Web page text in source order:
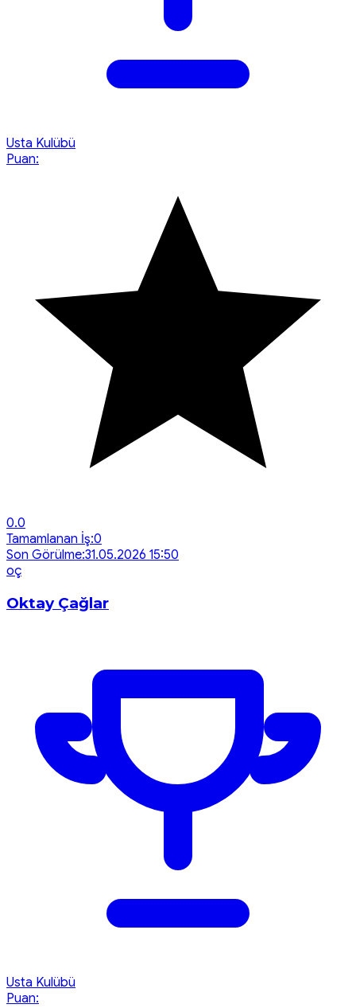
Usta Kulübü
Puan:
0.0
Tamamlanan İş:0
Son Görülme:31.05.2026 15:50
oç
Oktay Çağlar
Usta Kulübü
Puan: